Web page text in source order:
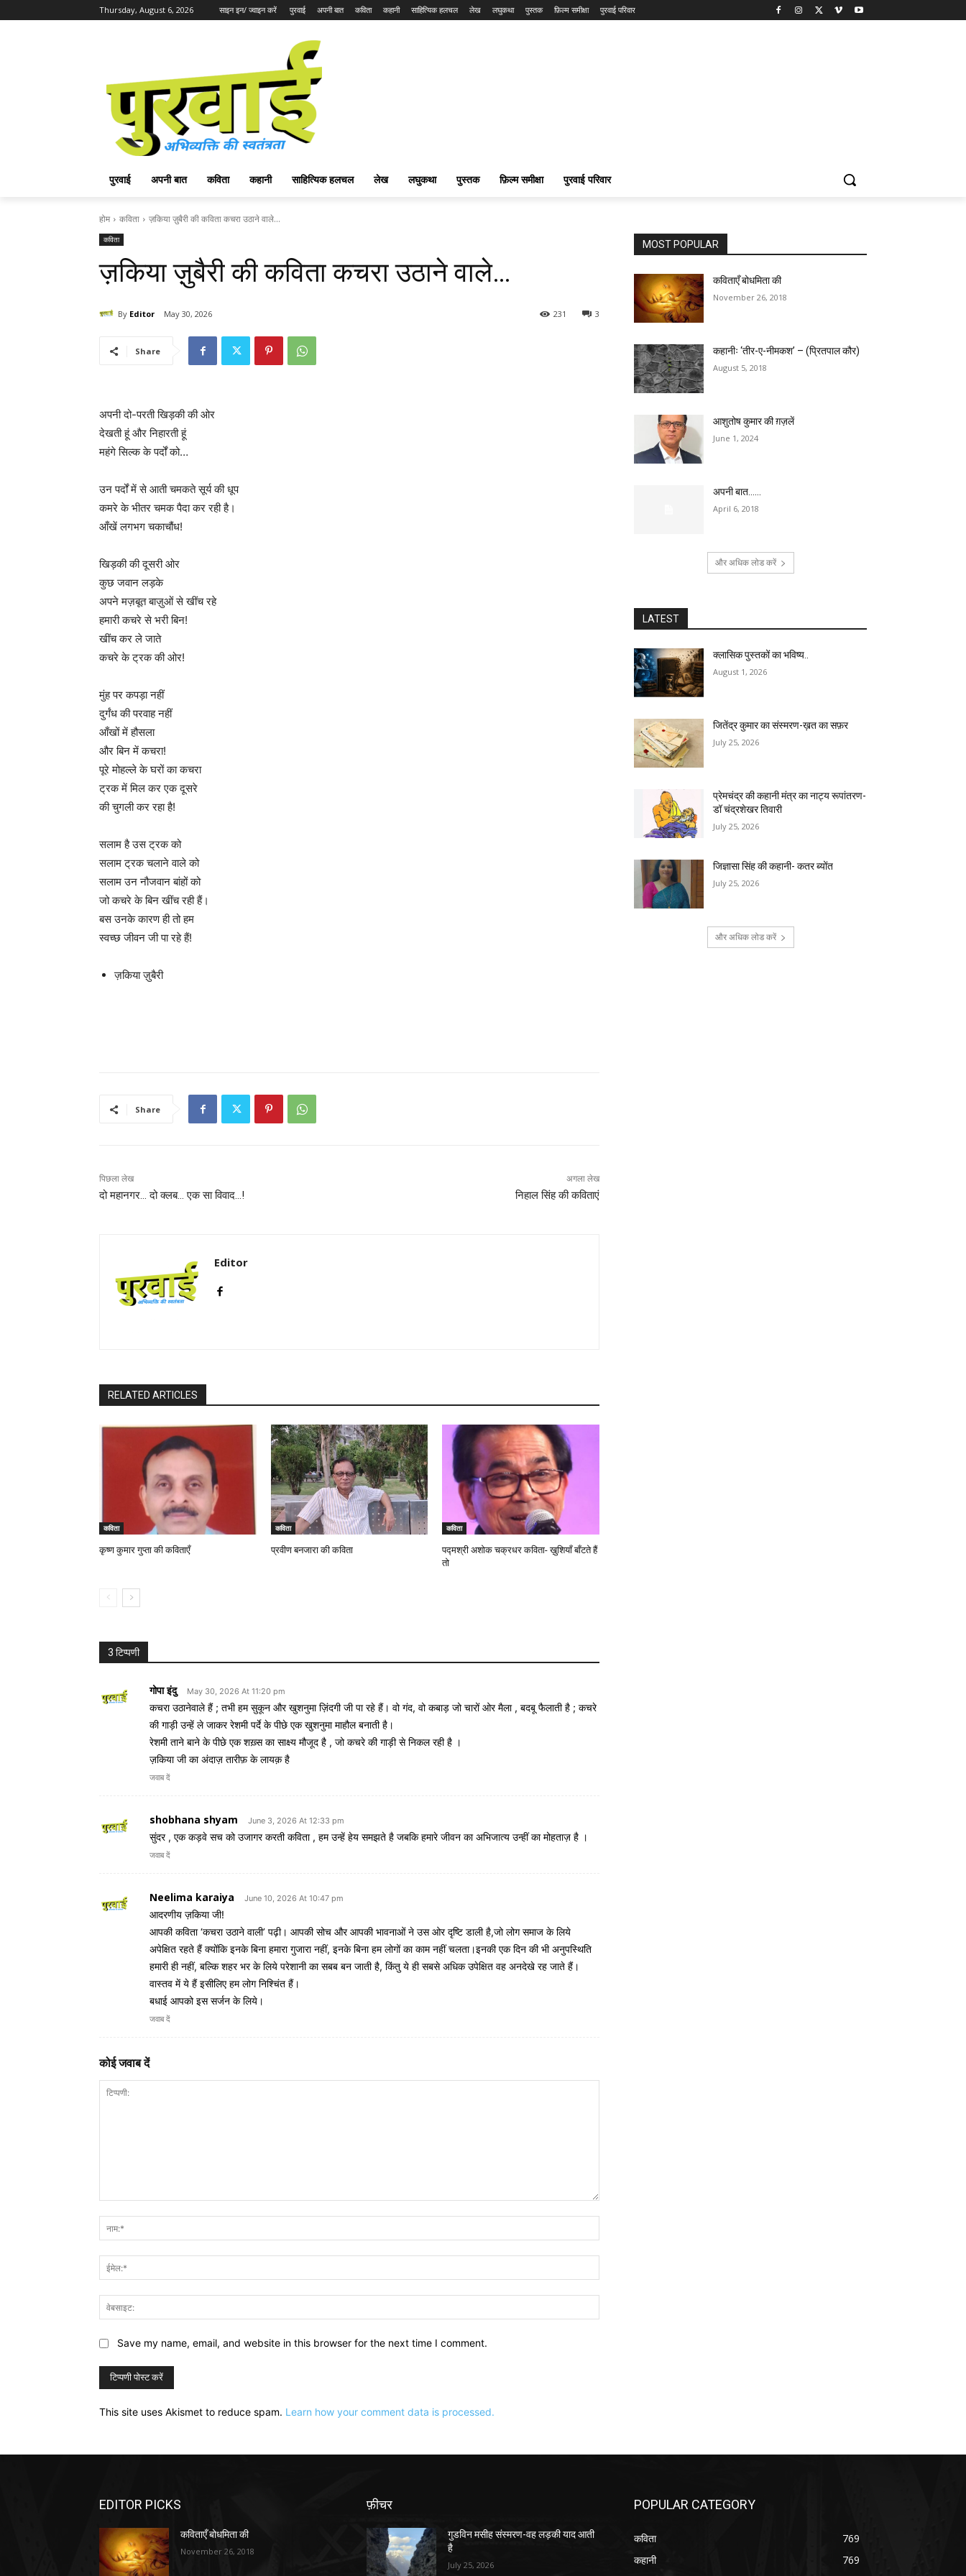
Thursday, August 6, 2026 साइन इन/ ज्वाइन करें पुरवाई अपनी बात कविता कहानी साहित्यिक हलचल लेख लघुकथा पुस्तक फ़िल्म समीक्षा पुरवाई परिवार
पुरवाई अपनी बात कविता कहानी साहित्यिक हलचल लेख लघुकथा पुस्तक फ़िल्म समीक्षा पुरवाई परिवार
होम कविता ज़किया ज़ुबैरी की कविता कचरा उठाने वाले...
कविता
ज़किया ज़ुबैरी की कविता कचरा उठाने वाले…
By Editor May 30, 2026 3
231
Share
अपनी दो-परती खिड़की की ओर
देखती हूं और निहारती हूं
महंगे सिल्क के पर्दों को…
उन पर्दों में से आती चमकते सूर्य की धूप
कमरे के भीतर चमक पैदा कर रही है।
आँखें लगभग चकाचौंध!
खिड़की की दूसरी ओर
कुछ जवान लड़के
अपने मज़बूत बाज़ुओं से खींच रहे
हमारी कचरे से भरी बिन!
खींच कर ले जाते
कचरे के ट्रक की ओर!
मुंह पर कपड़ा नहीं
दुर्गंध की परवाह नहीं
आँखों में हौसला
और बिन में कचरा!
पूरे मोहल्ले के घरों का कचरा
ट्रक में मिल कर एक दूसरे
की चुगली कर रहा है!
सलाम है उस ट्रक को
सलाम ट्रक चलाने वाले को
सलाम उन नौजवान बांहों को
जो कचरे के बिन खींच रही हैं।
बस उनके कारण ही तो हम
स्वच्छ जीवन जी पा रहे हैं!
ज़किया ज़ुबैरी
Share
पिछला लेख
दो महानगर… दो क्लब… एक सा विवाद…!
अगला लेख
निहाल सिंह की कविताएं
Editor
RELATED ARTICLES
कविता
कृष्ण कुमार गुप्ता की कविताएँ
कविता
प्रवीण बनजारा की कविता
कविता
पद्मश्री अशोक चक्रधर कविता- ख़ुशियाँ बाँटते हैं
तो
3 टिप्पणी
गोपा इंदु May 30, 2026 At 11:20 pm
कचरा उठानेवाले हैं ; तभी हम सुकून और खुशनुमा ज़िंदगी जी पा रहे हैं। वो गंद, वो कबाड़ जो चारों ओर मैला , बदबू फैलाती है ; कचरे
की गाड़ी उन्हें ले जाकर रेशमी पर्दे के पीछे एक खुशनुमा माहौल बनाती है।
रेशमी ताने बाने के पीछे एक शख़्स का साक्ष्य मौजूद है , जो कचरे की गाड़ी से निकल रही है ।
ज़किया जी का अंदाज़ तारीफ़ के लायक़ है
जवाब दें
shobhana shyam June 3, 2026 At 12:33 pm
सुंदर , एक कड़वे सच को उजागर करती कविता , हम उन्हें हेय समझते है जबकि हमारे जीवन का अभिजात्य उन्हीं का मोहताज़ है ।
जवाब दें
Neelima karaiya June 10, 2026 At 10:47 pm
आदरणीय ज़किया जी!
आपकी कविता ‘कचरा उठाने वाली’ पढ़ी। आपकी सोच और आपकी भावनाओं ने उस ओर दृष्टि डाली है,जो लोग समाज के लिये
अपेक्षित रहते हैं क्योंकि इनके बिना हमारा गुजारा नहीं, इनके बिना हम लोगों का काम नहीं चलता।इनकी एक दिन की भी अनुपस्थिति
हमारी ही नहीं, बल्कि शहर भर के लिये परेशानी का सबब बन जाती है, किंतु ये ही सबसे अधिक उपेक्षित वह अनदेखे रह जाते हैं।
वास्तव में ये हैं इसीलिए हम लोग निश्चिंत हैं।
बधाई आपको इस सर्जन के लिये।
जवाब दें
कोई जवाब दें
Save my name, email, and website in this browser for the next time I comment.
This site uses Akismet to reduce spam. Learn how your comment data is processed.
MOST POPULAR
कविताएँ बोधमिता की
November 26, 2018
कहानीः ‘तीर-ए-नीमकश’ – (प्रितपाल कौर)
August 5, 2018
आशुतोष कुमार की ग़ज़लें
June 1, 2024
अपनी बात……
April 6, 2018
और अधिक लोड करें
LATEST
क्लासिक पुस्तकों का भविष्य..
August 1, 2026
जितेंद्र कुमार का संस्मरण-ख़त का सफ़र
July 25, 2026
प्रेमचंद्र की कहानी मंत्र का नाट्य रूपांतरण-
डॉ चंद्रशेखर तिवारी
July 25, 2026
जिज्ञासा सिंह की कहानी- कतर ब्योंत
July 25, 2026
और अधिक लोड करें
EDITOR PICKS
कविताएँ बोधमिता की
November 26, 2018
फ़ीचर
गुडविन मसीह संस्मरण-वह लड़की याद आती
है
July 25, 2026
POPULAR CATEGORY
कविता
769
कहानी
769